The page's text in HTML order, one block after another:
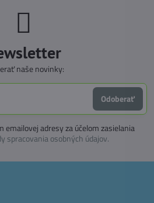
naše novinky:
Odoberať
emailovej adresy za účelom zasielania
spracovania osobných údajov.